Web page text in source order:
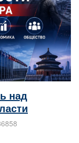
над